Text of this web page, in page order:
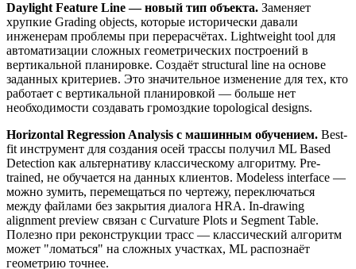
Daylight Feature Line — новый тип объекта. Заменяет
хрупкие Grading objects, которые исторически давали
инженерам проблемы при перерасчётах. Lightweight tool для
автоматизации сложных геометрических построений в
вертикальной планировке. Создаёт structural line на основе
заданных критериев. Это значительное изменение для тех, кто
работает с вертикальной планировкой — больше нет
необходимости создавать громоздкие topological designs.
Horizontal Regression Analysis с машинным обучением. Best-
fit инструмент для создания осей трассы получил ML Based
Detection как альтернативу классическому алгоритму. Pre-
trained, не обучается на данных клиентов. Modeless interface —
можно зумить, перемещаться по чертежу, переключаться
между файлами без закрытия диалога HRA. In-drawing
alignment preview связан с Curvature Plots и Segment Table.
Полезно при реконструкции трасс — классический алгоритм
может "ломаться" на сложных участках, ML распознаёт
геометрию точнее.